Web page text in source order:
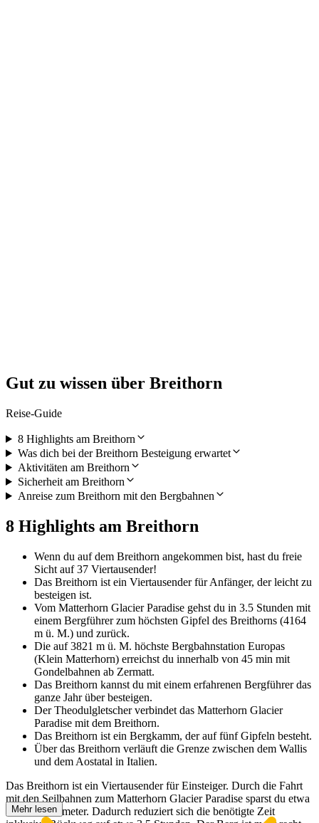
Gut zu wissen über Breithorn
Reise-Guide
8 Highlights am Breithorn
Was dich bei der Breithorn Besteigung erwartet
Aktivitäten am Breithorn
Sicherheit am Breithorn
Anreise zum Breithorn mit den Bergbahnen
8 Highlights am Breithorn
Wenn du auf dem Breithorn angekommen bist, hast du freie
Sicht auf 37 Viertausender!
Das Breithorn ist ein Viertausender für Anfänger, der leicht zu
besteigen ist.
Vom Matterhorn Glacier Paradise gehst du in 3.5 Stunden mit
einem Bergführer zum höchsten Gipfel des Breithorns (4164
m ü. M.) und zurück.
Die auf 3821 m ü. M. höchste Bergbahnstation Europas
(Klein Matterhorn) erreichst du innerhalb von 45 min mit
Gondelbahnen ab Zermatt.
Das Breithorn kannst du mit einem erfahrenen Bergführer das
ganze Jahr über besteigen.
Der Theodulgletscher verbindet das Matterhorn Glacier
Paradise mit dem Breithorn.
Das Breithorn ist ein Bergkamm, der auf fünf Gipfeln besteht.
Über das Breithorn verläuft die Grenze zwischen dem Wallis
und dem Aostatal in Italien.
Das Breithorn ist ein Viertausender für Einsteiger. Durch die Fahrt
mit den Seilbahnen zum Matterhorn Glacier Paradise sparst du etwa
2200 Höhenmeter. Dadurch reduziert sich die benötigte Zeit
Mehr lesen